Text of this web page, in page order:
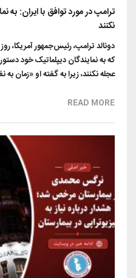
ترامپ در مورد توافق با ایران: به
نکنند
که به نمایندگان دیپلماتیک خود
عجله نکنند، زیرا به گفته او «زمان
READ MORE